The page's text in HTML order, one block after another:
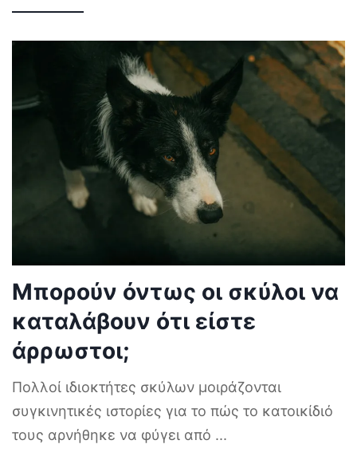
Μπορούν όντως οι σκύλοι να
καταλάβουν ότι είστε
άρρωστοι;
Πολλοί ιδιοκτήτες σκύλων μοιράζονται
συγκινητικές ιστορίες για το πώς το κατοικίδιό
τους αρνήθηκε να φύγει από ...